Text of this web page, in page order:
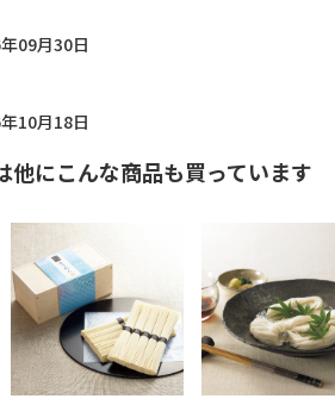
09月30日
10月18日
他にこんな商品も買っています